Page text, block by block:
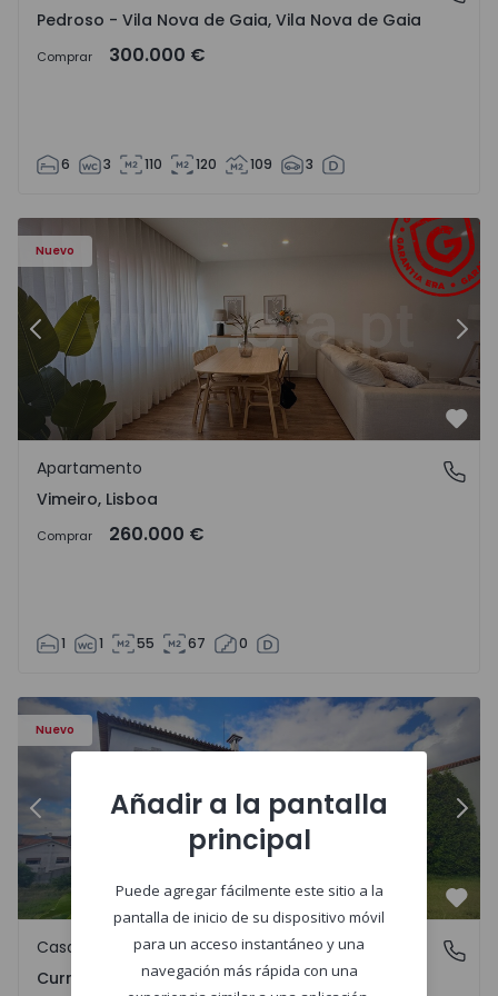
Pedroso - Vila Nova de Gaia, Vila Nova de Gaia
Comprar 300.000 €
6 3 110 120 109 3
Nuevo
Apartamento T1 Lourinhã, Vimeiro - 1575406 - 1
Anterior
Vimeiro, Lisboa
Apartamento
Vimeiro, Lisboa
Comprar 260.000 €
1 1 55 67 0
Nuevo
- 17
Casa T7 Carregal do Sal, Currelos, Papízios e Sobral -
Anterior
Currelos, Papízios e Sobral, Viseu
Casa
Currelos, Papízios e Sobral, Viseu
Añadir a la pantalla
principal
Puede agregar fácilmente este sitio a la
pantalla de inicio de su dispositivo móvil
para un acceso instantáneo y una
navegación más rápida con una